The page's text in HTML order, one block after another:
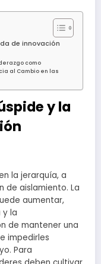
de innovación
como
al Cambio en las
y la
la jerarquía, a
de aislamiento. La
aumentar,
y la
de mantener una
impedirles
Para